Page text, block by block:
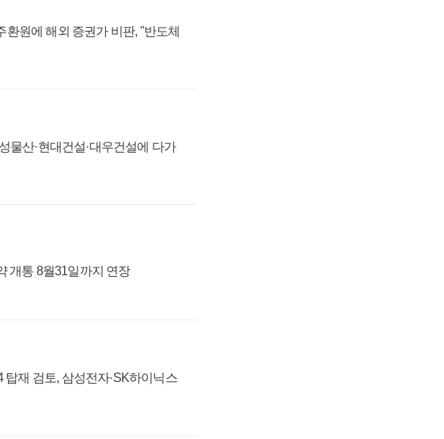
원에 해외 증권가 비판, "반도체
물산·현대건설·대우건설에 다가
개통 8월31일까지 연장
재 검토, 삼성전자·SK하이닉스